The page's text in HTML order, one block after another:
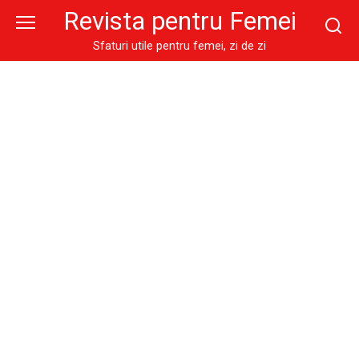
Revista pentru Femei
Sfaturi utile pentru femei, zi de zi